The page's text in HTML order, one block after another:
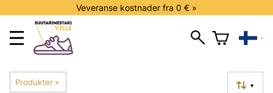
Veveranse kostnader fra 0 € »
Produkter ‪» ▼